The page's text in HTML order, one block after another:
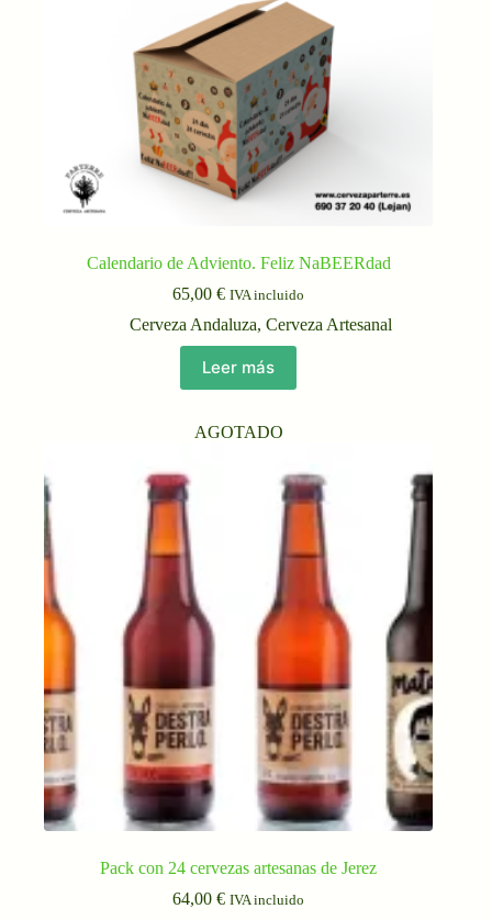
Calendario de Adviento. Feliz NaBEERdad
65,00€ IVA incluido
Cerveza Andaluza, Cerveza Artesanal
Leer más
AGOTADO
Pack con 24 cervezas artesanas de Jerez
64,00€ IVA incluido